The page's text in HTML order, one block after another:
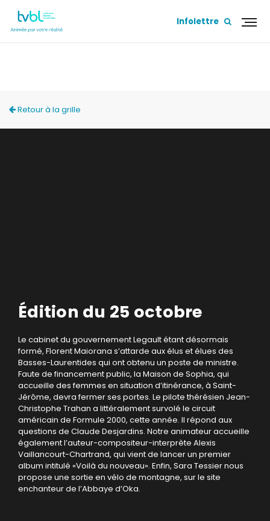
Infolettre
Retour à la grille
Édition du 25 octobre
Le cabinet du gouvernement Legault étant désormais
formé, Florent Maiorana s’attarde aux élus et élues des
Basses-Laurentides qui ont obtenu un poste de ministre.
Faute de financement public, la Maison de Sophia, qui
accueille des femmes en situation d’itinérance, à Saint-
Jérôme, devra fermer ses portes. Le pilote thérésien Jean-
Christophe Trahan a littéralement survolé le circuit
américain de Formule 2000, cette année. Il répond aux
questions de Claude Desjardins. Notre animateur accueille
également l’auteur-compositeur-interprète Alexis
Vaillancourt-Chartrand, qui vient de lancer un premier
album intitulé «Voilà du nouveau». Enfin, Sara Tessier nous
propose une sortie en vélo de montagne, sur le site
enchanteur de l’Abbaye d’Oka.